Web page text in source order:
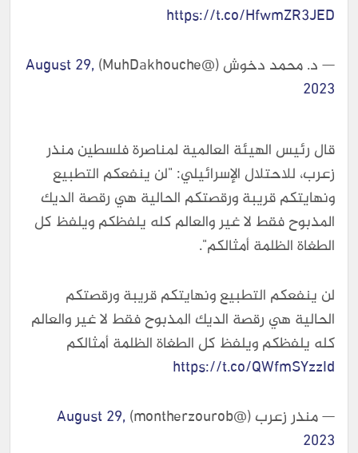
https://t.co/HfwmZR3JED
— د. محمد دخوش (@MuhDakhouche)
August 29,
2023
قال رئيس الهيئة العالمية لمناصرة فلسطين منذر
زعرب، للاحتلال الإسرائيلي: "لن ينفعكم التطبيع
ونهايتكم قريبة ورقصتكم الحالية هي رقصة الديك
المذبوح فقط لا غير والعالم كله يلفظكم ويلفظ كل
الطغاة الظلمة أمثالكم".
لن ينفعكم التطبيع ونهايتكم قريبة ورقصتكم
الحالية هي رقصة الديك المذبوح فقط لا غير والعالم
كله يلفظكم ويلفظ كل الطغاة الظلمة أمثالكم
https://t.co/QWfmSYzzId
— منذر زعرب (@montherzourob)
August 29,
2023